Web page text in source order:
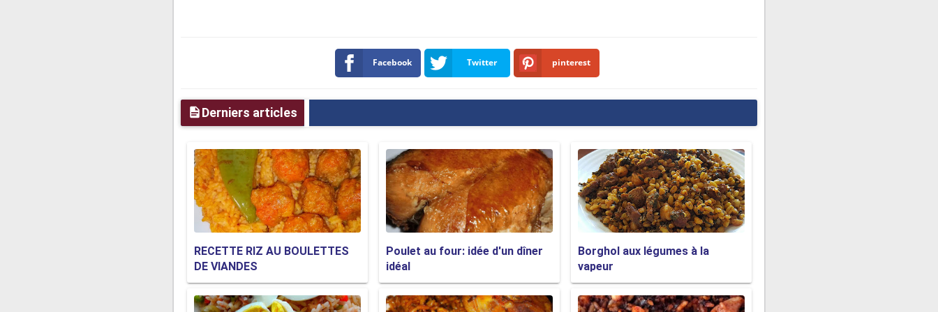
Facebook Twitter pinterest
Derniers articles
Borghol aux légumes à la
vapeur
Poulet au four: idée d'un dîner
idéal
RECETTE RIZ AU BOULETTES
DE VIANDES